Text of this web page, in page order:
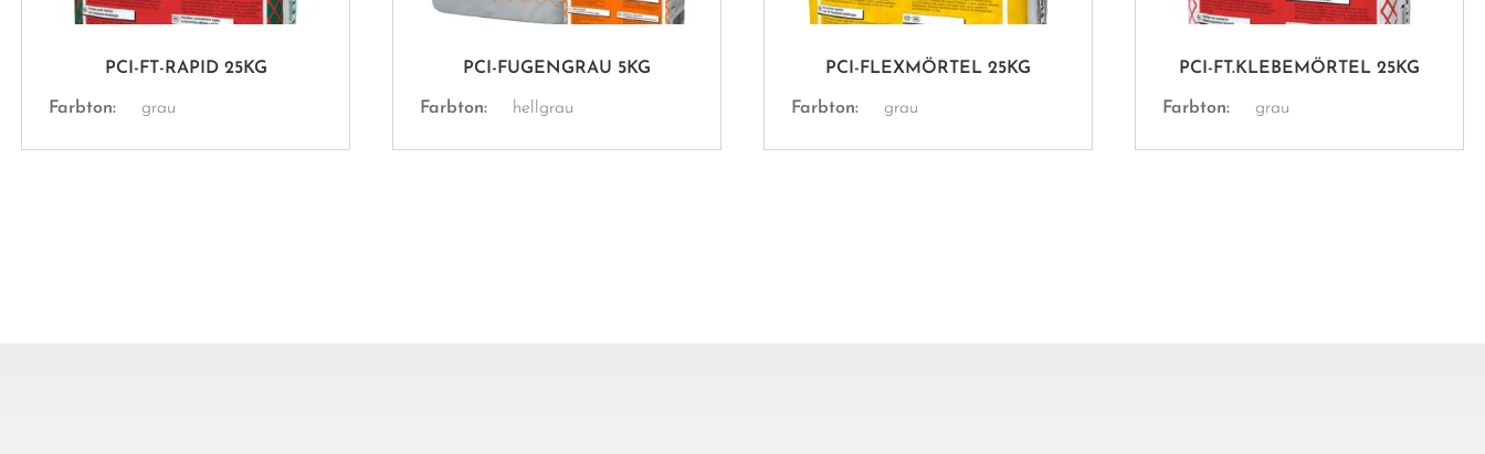
PCI-FT-RAPID 25KG
Farbton: grau
PCI-FUGENGRAU 5KG
Farbton: hellgrau
PCI-FLEXMÖRTEL 25KG
Farbton: grau
PCI-FT.KLEBEMÖRTEL 25KG
Farbton: grau